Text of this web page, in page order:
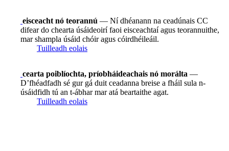
eisceacht nó teorannú — Ní dhéanann na ceadúnais CC
difear do chearta úsáideoirí faoi eisceachtaí agus teorannuithe,
mar shampla úsáid chóir agus cóirdhéileáil.
Tuilleadh eolais
cearta poiblíochta, príobháideachais nó morálta —
D’fhéadfadh sé gur gá duit ceadanna breise a fháil sula n-
úsáidfidh tú an t-ábhar mar atá beartaithe agat.
Tuilleadh eolais